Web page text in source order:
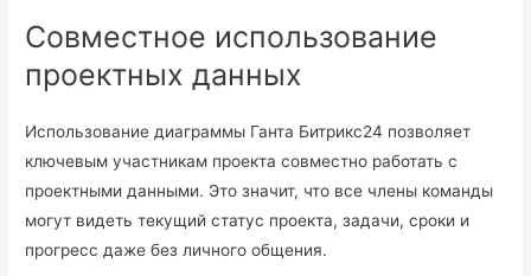
Совместное использование
проектных данных
Использование диаграммы Ганта Битрикс24 позволяет
ключевым участникам проекта совместно работать с
проектными данными. Это значит, что все члены команды
могут видеть текущий статус проекта, задачи, сроки и
прогресс даже без личного общения.